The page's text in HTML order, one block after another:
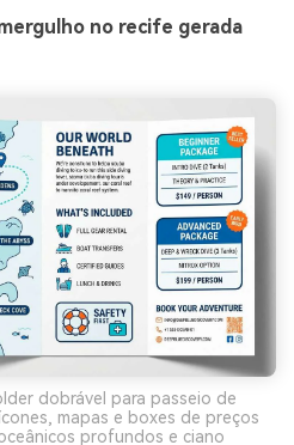
no recife gerada
dobrável para passeio de
mapas e boxes de preços
profundos e ciano